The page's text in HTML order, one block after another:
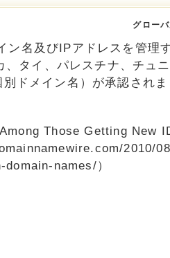
グロー
ン名及びIPアドレスを管理
、タイ、パレスチナ、チュ
ドメイン名）が承認され
Those Getting New
2010/
names/）